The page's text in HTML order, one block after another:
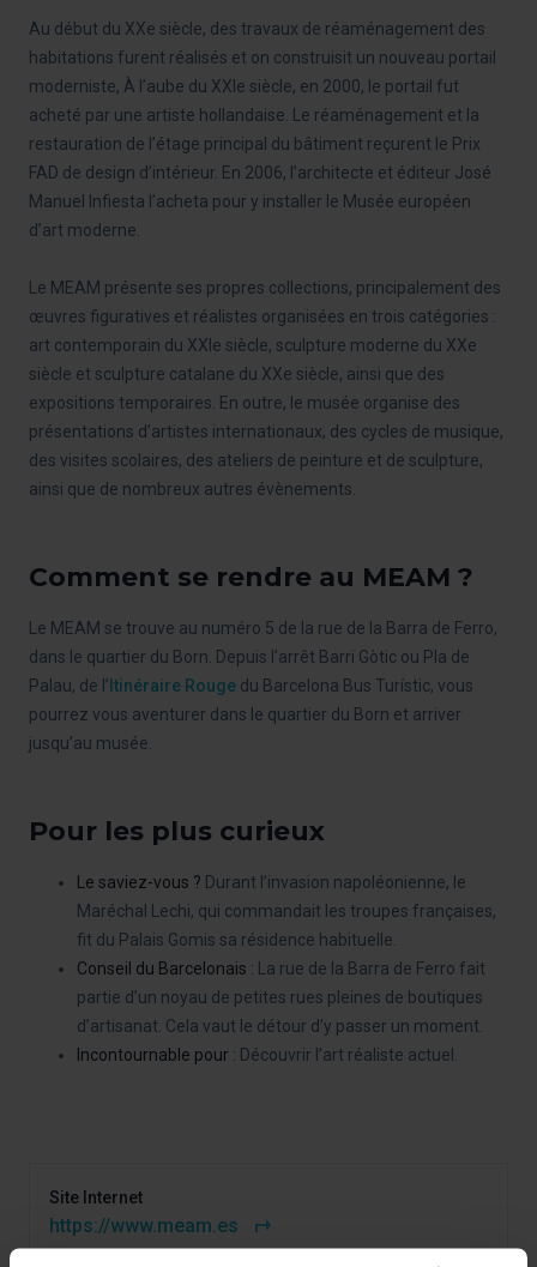
Au début du XXe siècle, des travaux de réaménagement des
habitations furent réalisés et on construisit un nouveau portail
moderniste, À l’aube du XXIe siècle, en 2000, le portail fut
acheté par une artiste hollandaise. Le réaménagement et la
restauration de l’étage principal du bâtiment reçurent le Prix
FAD de design d’intérieur. En 2006, l’architecte et éditeur José
Manuel Infiesta l’acheta pour y installer le Musée européen
d’art moderne.
Le MEAM présente ses propres collections, principalement des
œuvres figuratives et réalistes organisées en trois catégories :
art contemporain du XXIe siècle, sculpture moderne du XXe
siècle et sculpture catalane du XXe siècle, ainsi que des
expositions temporaires. En outre, le musée organise des
présentations d’artistes internationaux, des cycles de musique,
des visites scolaires, des ateliers de peinture et de sculpture,
ainsi que de nombreux autres évènements.
Comment se rendre au MEAM ?
Le MEAM se trouve au numéro 5 de la rue de la Barra de Ferro,
dans le quartier du Born. Depuis l’arrêt Barri Gòtic ou Pla de
Palau, de l’ Itinéraire Rouge du Barcelona Bus Turístic, vous
pourrez vous aventurer dans le quartier du Born et arriver
jusqu’au musée.
Pour les plus curieux
Le saviez-vous ? Durant l’invasion napoléonienne, le
Maréchal Lechi, qui commandait les troupes françaises,
fit du Palais Gomis sa résidence habituelle.
Conseil du Barcelonais : La rue de la Barra de Ferro fait
partie d’un noyau de petites rues pleines de boutiques
d’artisanat. Cela vaut le détour d’y passer un moment.
Incontournable pour : Découvrir l’art réaliste actuel.
Site Internet
https://www.meam.es